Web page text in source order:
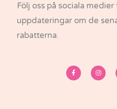
Följ oss på sociala
uppdateringar om de
rabatterna.
a
c
e
n
s
t